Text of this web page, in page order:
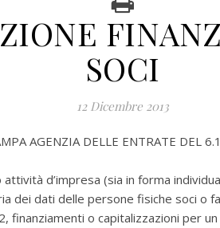
SOCI
12 Dicembre 2013
AGENZIA DELLE ENTRATE DEL
d’impresa (sia in forma
dei dati delle persone fisiche soci o
finanziamenti o capitalizzazioni per